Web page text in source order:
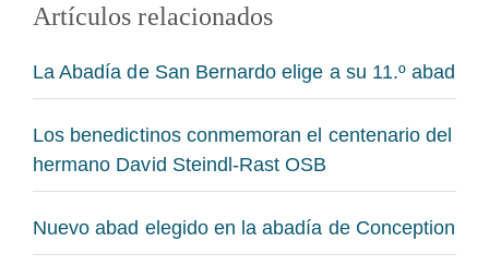
Artículos relacionados
La Abadía de San Bernardo elige a su 11.º abad
Los benedictinos conmemoran el centenario del
hermano David Steindl-Rast OSB
Nuevo abad elegido en la abadía de Conception